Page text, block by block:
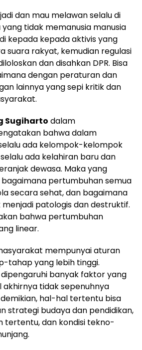
dan mau melawan selalu di
tidak memanusia manusia
kepada kepada aktivis yang
suara rakyat, kemudian regulasi
dan disahkan DPR. Bisa
dengan peraturan dan
lainnya yang sepi kritik dan
Sugiharto dalam
bahwa dalam
ada kelompok-kelompok
ada kelahiran baru dan
dewasa. Maka yang
pertumbuhan semua
secara sehat, dan bagaimana
patologis dan destruktif.
bahwa pertumbuhan
linear.
mempunyai aturan
tahap yang lebih tinggi.
banyak faktor yang
akhirnya tidak sepenuhnya
hal-hal tertentu bisa
strategi budaya dan pendidikan,
tertentu, dan kondisi tekno-